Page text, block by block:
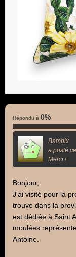
Répondu à 0%
Bambix
a posté
Merci !
Bonjour,
J'ai visité pour la
trouve dans la
est dédiée à Saint
moulées
Antoine.